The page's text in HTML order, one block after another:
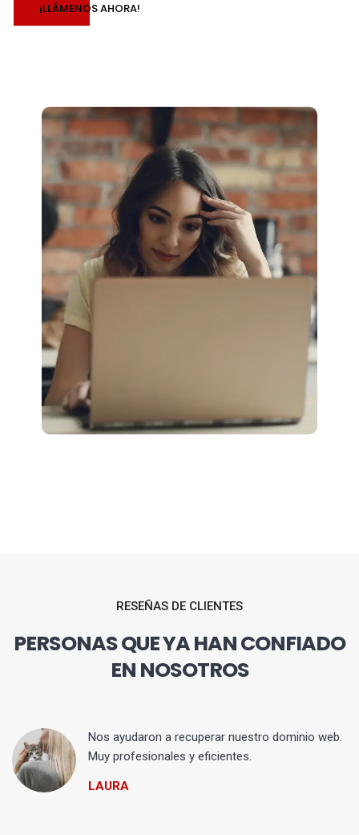
¡LLÁMENOS AHORA!
RESEÑAS DE CLIENTES
PERSONAS QUE YA HAN CONFIADO
EN NOSOTROS
Nos ayudaron a recuperar nuestro dominio web.
Muy profesionales y eficientes.
LAURA